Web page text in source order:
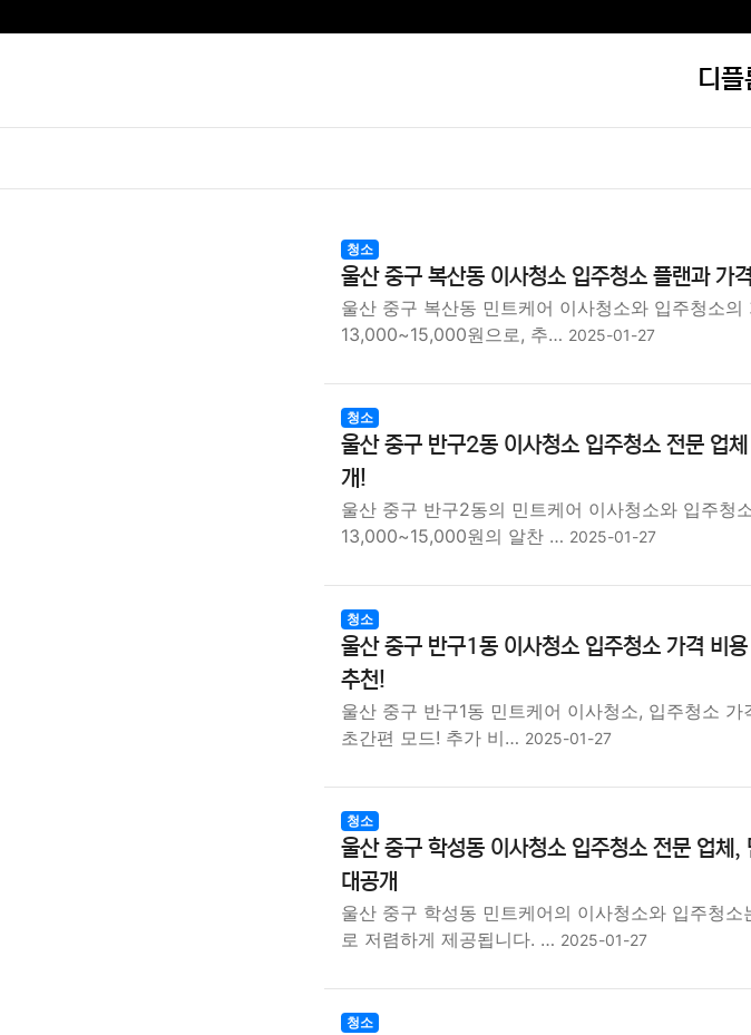
디
청소
울산 중구 복산동 이사청소 입주청소 플랜과 가
울산 중구 복산동 민트케어 이사청소와 입주청소
13,000~15,000원으로, 추… 2025-01-27
청소
울산 중구 반구2동 이사청소 입주청소 전문 업
개!
울산 중구 반구2동의 민트케어 이사청소와 입주청
13,000~15,000원의 알찬 … 2025-01-27
청소
울산 중구 반구1동 이사청소 입주청소 가격 비
추천!
울산 중구 반구1동 민트케어 이사청소, 입주청소
초간편 모드! 추가 비… 2025-01-27
청소
울산 중구 학성동 이사청소 입주청소 전문 업체,
대공개
울산 중구 학성동 민트케어의 이사청소와 입주청
로 저렴하게 제공됩니다. … 2025-01-27
청소